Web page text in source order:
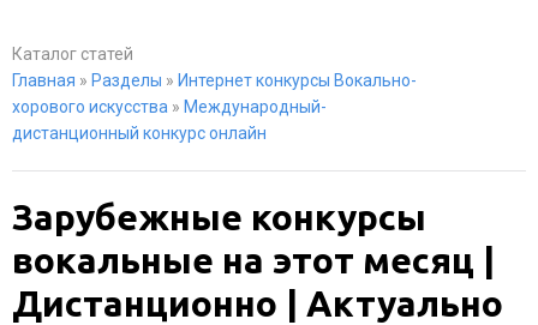
Каталог статей
Главная » Разделы » Интернет конкурсы Вокально-
хорового искусства » Международный-
дистанционный конкурс онлайн
Зарубежные конкурсы
вокальные на этот месяц |
Дистанционно | Актуально